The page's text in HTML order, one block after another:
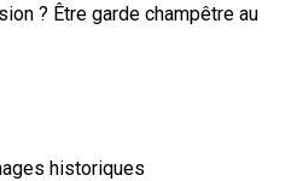
? Être garde champêtre au
historiques